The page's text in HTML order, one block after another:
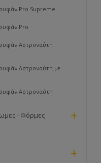
Pro Supreme
Pro
Αστροναύτη
Αστροναύτη με
Αστροναύτη
- Φόρμες +
+